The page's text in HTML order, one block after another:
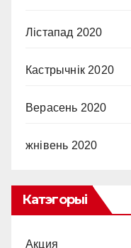
Лістапад 2020
Кастрычнік 2020
Верасень 2020
жнівень 2020
Катэгорыі
Акция